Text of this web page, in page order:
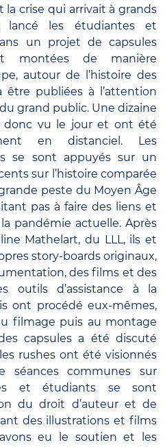
la crise qui arrivait à grands
lancé les étudiantes et
un projet de capsules
montées de manière
autour de l’histoire des
être publiées à l’attention
grand public. Une dizaine
donc vu le jour et ont été
en distanciel. Les
se sont appuyés sur un
sur l’histoire comparée
peste du Moyen Âge
pas à faire des liens et
pandémie actuelle. Après
Mathelart, du LLL, ils et
story-boards originaux,
des films et des
outils d’assistance à la
ont procédé eux-mêmes,
filmage puis au montage
capsules a été discuté
rushes ont été visionnés
séances communes sur
et étudiants se sont
du droit d’auteur et de
des illustrations et films
eu le soutien et les